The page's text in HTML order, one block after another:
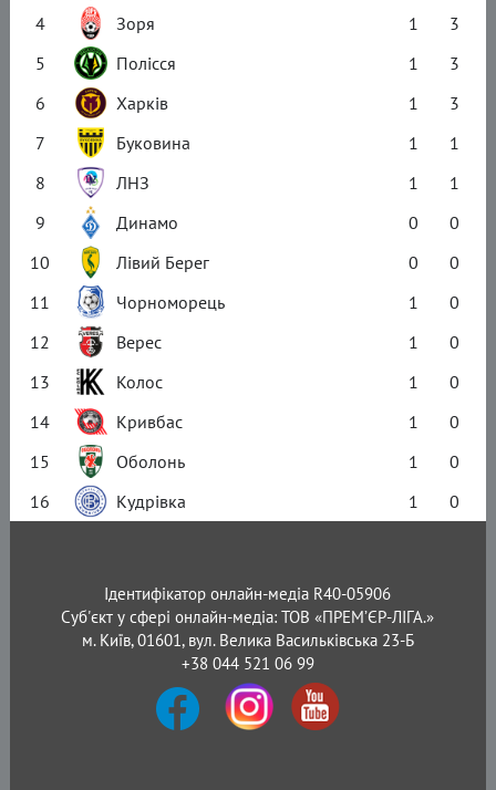
4
Зоря 1
3
5
Полісся 1
3
6
Харків 1
3
7
Буковина 1
1
8
ЛНЗ 1
1
9
Динамо 0
0
10
Лівий Берег 0
0
11
Чорноморець 1
0
12
Верес 1
0
13
Колос 1
0
14
Кривбас 1
0
15
Оболонь 1
0
16
Кудрівка 1 0
Ідентифікатор онлайн-медіа R40-05906
Суб'єкт у сфері онлайн-медіа: ТОВ «ПРЕМ’ЄР-ЛІГА.»
м. Київ, 01601, вул. Велика Васильківська 23-Б
+38 044 521 06 99